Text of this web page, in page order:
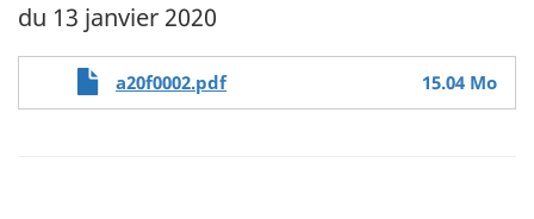
du 13 janvier 2020
a20f0002.pdf 15.04 Mo